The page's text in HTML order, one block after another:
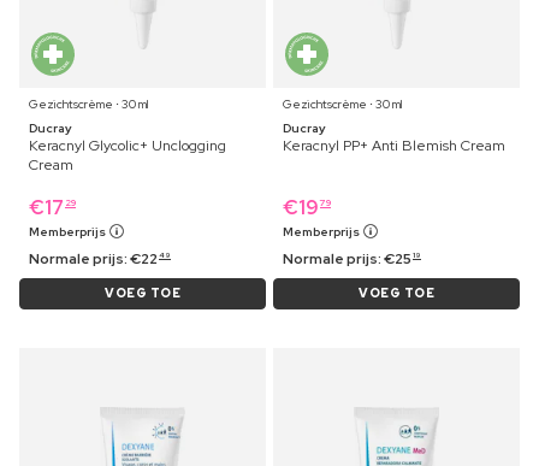
Gezichtscrème ⋅ 30 ml
Ducray
Keracnyl Glycolic+ Unclogging
Cream
€17 29
Memberprijs
Normale prijs:€22 49
VOEG TOE
Gezichtscrème ⋅ 30 ml
Ducray
Keracnyl PP+ Anti Blemish Cream
€19 79
Memberprijs
Normale prijs:€25 19
VOEG TOE